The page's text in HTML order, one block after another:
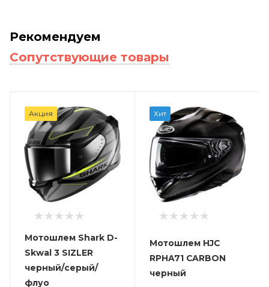
Рекомендуем
Сопутствующие товары
Акция
Мотошлем Shark D-
Skwal 3 SIZLER
черный/серый/
флуо
Хит
Мотошлем HJC
RPHA71 CARBON
черный